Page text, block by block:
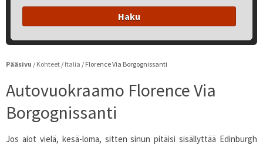
Haku
Pääsivu / Kohteet / Italia / Florence Via Borgognissanti
Autovuokraamo Florence Via
Borgognissanti
Jos aiot vielä, kesä-loma, sitten sinun pitäisi sisällyttää Edinburgh